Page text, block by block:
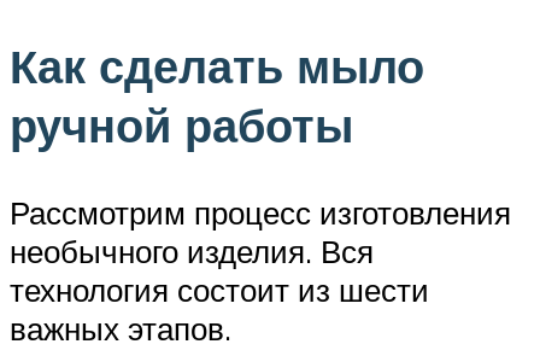
Как сделать мыло
ручной работы
Рассмотрим процесс изготовления
необычного изделия. Вся
технология состоит из шести
важных этапов.